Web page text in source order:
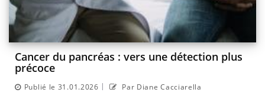
Cancer du pancréas : vers une détection plus
précoce
Publié le 31.01.2026 | Par Diane Cacciarella